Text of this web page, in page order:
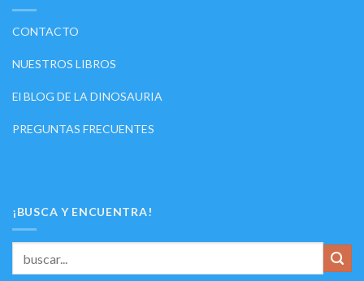
CONTACTO
NUESTROS LIBROS
El BLOG DE LA DINOSAURIA
PREGUNTAS FRECUENTES
¡BUSCA Y ENCUENTRA!